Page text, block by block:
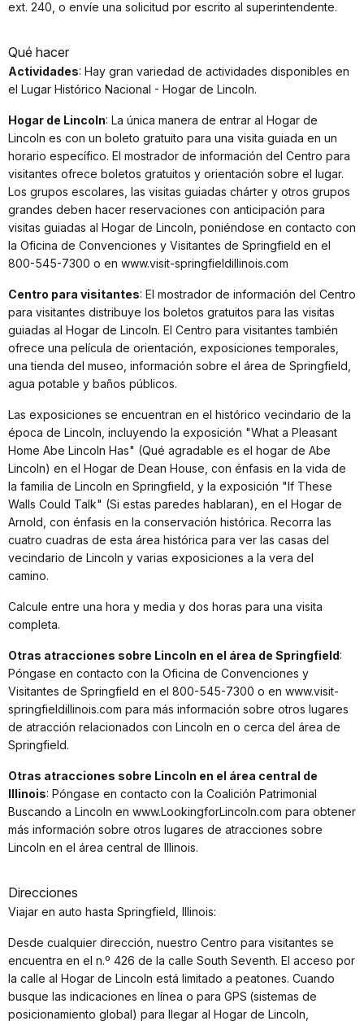
ext. 240, o envíe una solicitud por escrito al superintendente.
Qué hacer
Actividades: Hay gran variedad de actividades disponibles en
el Lugar Histórico Nacional - Hogar de Lincoln.
Hogar de Lincoln: La única manera de entrar al Hogar de
Lincoln es con un boleto gratuito para una visita guiada en un
horario específico. El mostrador de información del Centro para
visitantes ofrece boletos gratuitos y orientación sobre el lugar.
Los grupos escolares, las visitas guiadas chárter y otros grupos
grandes deben hacer reservaciones con anticipación para
visitas guiadas al Hogar de Lincoln, poniéndose en contacto con
la Oficina de Convenciones y Visitantes de Springfield en el
800-545-7300 o en www.visit-springfieldillinois.com
Centro para visitantes: El mostrador de información del Centro
para visitantes distribuye los boletos gratuitos para las visitas
guiadas al Hogar de Lincoln. El Centro para visitantes también
ofrece una película de orientación, exposiciones temporales,
una tienda del museo, información sobre el área de Springfield,
agua potable y baños públicos.
Las exposiciones se encuentran en el histórico vecindario de la
época de Lincoln, incluyendo la exposición "What a Pleasant
Home Abe Lincoln Has" (Qué agradable es el hogar de Abe
Lincoln) en el Hogar de Dean House, con énfasis en la vida de
la familia de Lincoln en Springfield, y la exposición "If These
Walls Could Talk" (Si estas paredes hablaran), en el Hogar de
Arnold, con énfasis en la conservación histórica. Recorra las
cuatro cuadras de esta área histórica para ver las casas del
vecindario de Lincoln y varias exposiciones a la vera del
camino.
Calcule entre una hora y media y dos horas para una visita
completa.
Otras atracciones sobre Lincoln en el área de Springfield:
Póngase en contacto con la Oficina de Convenciones y
Visitantes de Springfield en el 800-545-7300 o en www.visit-
springfieldillinois.com para más información sobre otros lugares
de atracción relacionados con Lincoln en o cerca del área de
Springfield.
Otras atracciones sobre Lincoln en el área central de
Illinois: Póngase en contacto con la Coalición Patrimonial
Buscando a Lincoln en www.LookingforLincoln.com para obtener
más información sobre otros lugares de atracciones sobre
Lincoln en el área central de Illinois.
Direcciones
Viajar en auto hasta Springfield, Illinois:
Desde cualquier dirección, nuestro Centro para visitantes se
encuentra en el n.º 426 de la calle South Seventh. El acceso por
la calle al Hogar de Lincoln está limitado a peatones. Cuando
busque las indicaciones en línea o para GPS (sistemas de
posicionamiento global) para llegar al Hogar de Lincoln,